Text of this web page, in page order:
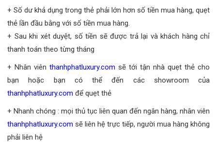
+ Số dư khả dụng trong thẻ phải lớn hơn số tiền mua hàng, quẹt
thẻ lần đầu bằng với số tiền mua hàng.
+ Sau khi xét duyệt, số tiền sẽ được trả lại và khách hàng chỉ
thanh toán theo từng tháng
+ Nhân viên thanhphatluxury.com sẽ tới tận nhà quẹt thẻ cho
bạn hoặc bạn có thể đến các showroom của
thanhphatluxury.com để quẹt thẻ
+ Nhanh chóng : mọi thủ tục liên quan đến ngân hàng, nhân viên
thanhphatluxury.com sẽ liên hệ trực tiếp, người mua hàng không
phải liên hệ